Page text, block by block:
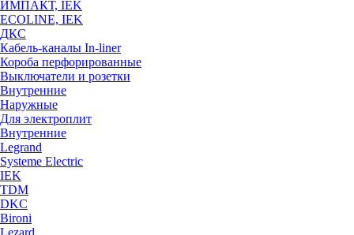
ИМПАКТ, IEK
ECOLINE, IEK
ДКС
Кабель-каналы In-liner
Короба перфорированные
Выключатели и розетки
Внутренние
Наружные
Для электроплит
Внутренние
Legrand
Systeme Electric
IEK
TDM
DKC
Bironi
Lezard